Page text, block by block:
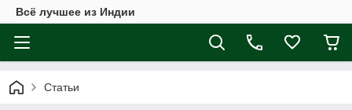
Всё лучшее из Индии
Статьи